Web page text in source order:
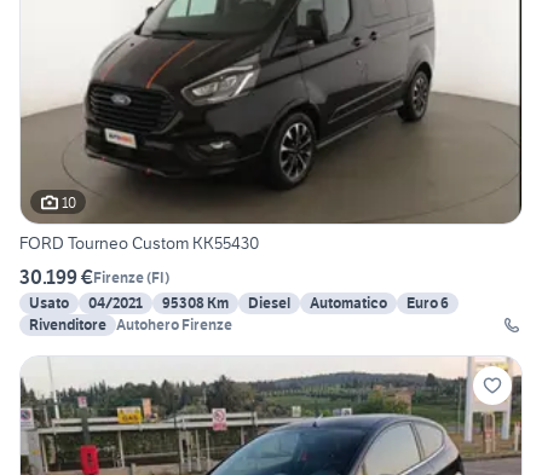
10
FORD Tourneo Custom KK55430
30.199 €Firenze(FI)
Usato
04/2021 95308 Km Diesel Automatico
Euro 6
Rivenditore Autohero Firenze